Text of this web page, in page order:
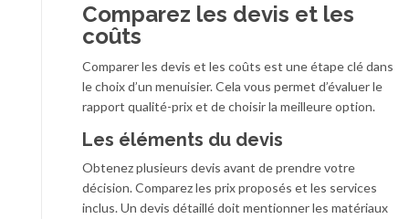
Comparez les devis et les
coûts
Comparer les devis et les coûts est une étape clé dans
le choix d’un menuisier. Cela vous permet d’évaluer le
rapport qualité-prix et de choisir la meilleure option.
Les éléments du devis
Obtenez plusieurs devis avant de prendre votre
décision. Comparez les prix proposés et les services
inclus. Un devis détaillé doit mentionner les matériaux